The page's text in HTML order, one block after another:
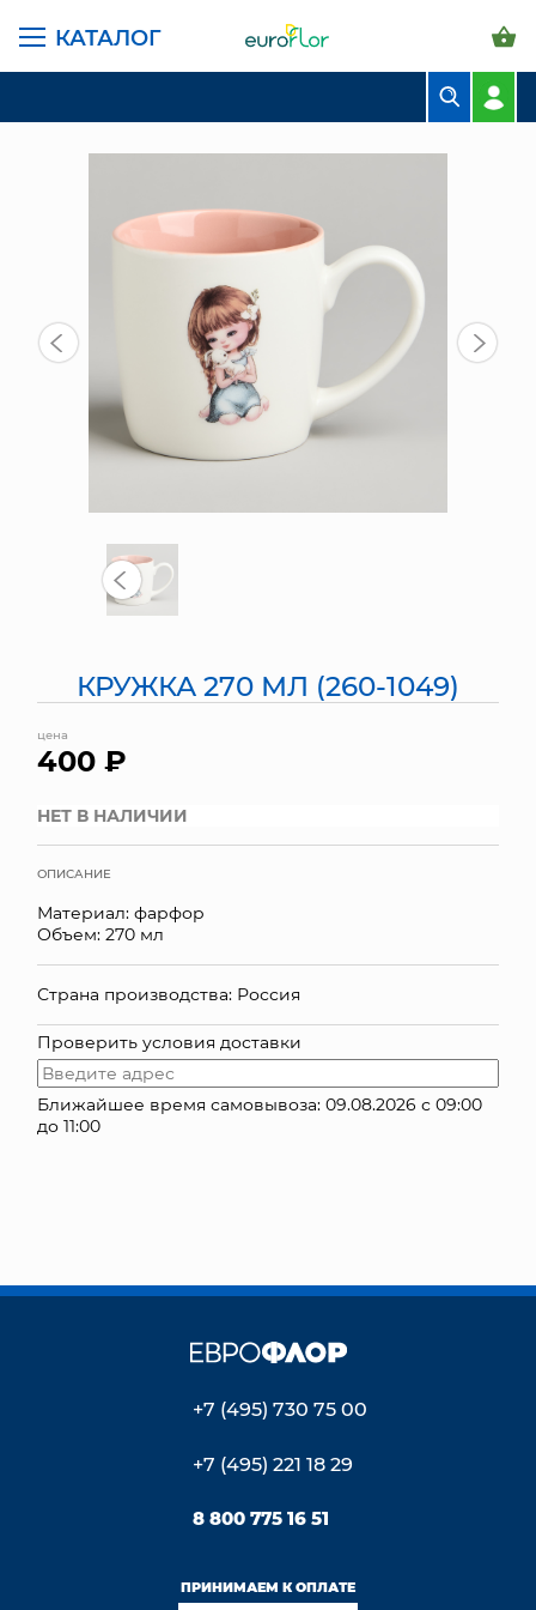
КАТАЛОГ
КОМПОЗИЦИИ
ЦВЕТЫ В ПАЧКАХ
СВАДЕБНАЯ ФЛОРИСТИКА
КОМНАТНЫЕ РАСТЕНИЯ
ГОРШКИ И КАШПО
ГРУНТЫ И УДОБРЕНИЯ
ЯЩИКИ
ПАКЕТЫ И СУМКИ
ОПТОВЫМ КЛИЕНТАМ
ДОСТАВКА И ОПЛАТА
КОНТАКТЫ
ГЛАВНАЯ СТРАНИЦА КАТАЛОГ
ПРЕДМЕТЫ ИНТЕРЬЕРА
КРУЖКА 270 МЛ (260-1049)
цена
400 ₽
НЕТ В НАЛИЧИИ
ОПИСАНИЕ
Материал: фарфор
Объем: 270 мл
Страна производства: Россия
Проверить условия доставки
Ближайшее время самовывоза: 09.08.2026 с 09:00
до 11:00
+7 (495) 730 75 00
+7 (495) 221 18 29
8 800 775 16 51
ПРИНИМАЕМ К ОПЛАТЕ